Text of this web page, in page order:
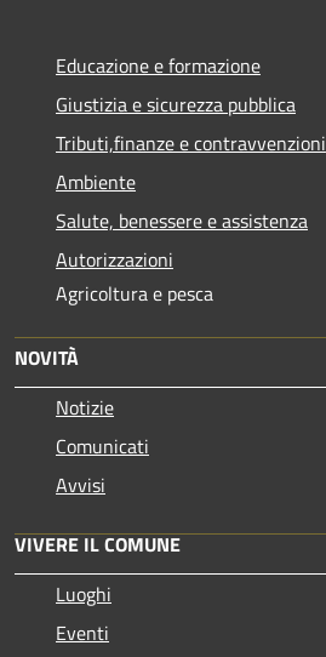
Educazione e formazione
Giustizia e sicurezza pubblica
Tributi,finanze e contravvenzioni
Ambiente
Salute, benessere e assistenza
Autorizzazioni
Agricoltura e pesca
NOVITÀ
Notizie
Comunicati
Avvisi
VIVERE IL COMUNE
Luoghi
Eventi